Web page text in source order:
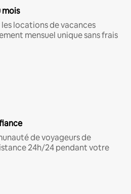
mois
locations de vacances
mensuel unique sans frais
de voyageurs de
24h/24 pendant votre